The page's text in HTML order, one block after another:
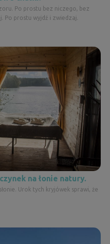
Po prostu bez niczego, bez
Po prostu wyjdź i zwiedzaj.
na łonie natury.
Urok tych kryjówek sprawi, że